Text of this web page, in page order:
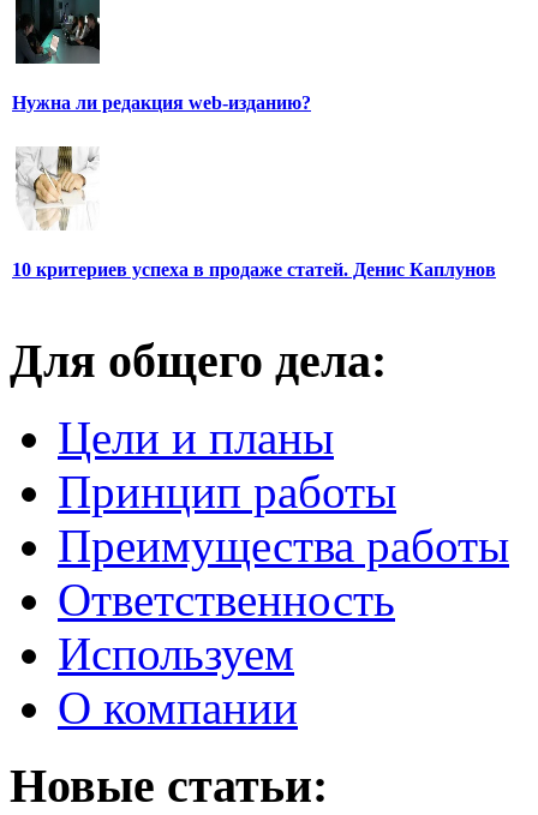
Нужна ли редакция web-изданию?
10 критериев успеха в продаже статей. Денис Каплунов
Для общего дела:
Цели и планы
Принцип работы
Преимущества работы
Ответственность
Используем
О компании
Новые статьи: